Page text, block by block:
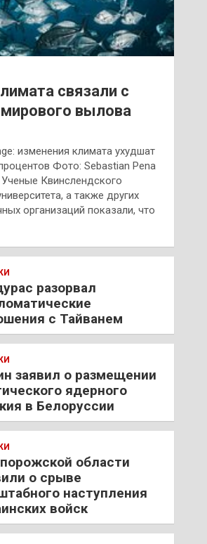
связали с
вылова
изменения климата ухудшат
Фото: Sebastian Pena
Квинслендского
а также других
организаций показали, что
разорвал
с Тайванем
заявил о размещении
ядерного
в Белоруссии
области
о срыве
наступления
войск